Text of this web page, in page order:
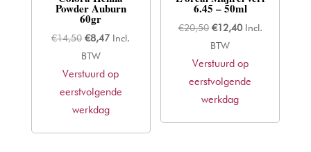
Powder Auburn
60gr
€14,50 Oorspronkelijke
prijs
was:
€14,50.
€8,47Huidige
is:
€8,47.
Incl.
BTW
Verstuurd op
eerstvolgende
werkdag
6.45 – 50ml
€20,50 Oorspronkelijke
prijs
was:
€20,50.
€12,40Huidige
is:
€12,40.
Incl.
BTW
Verstuurd op
eerstvolgende
werkdag